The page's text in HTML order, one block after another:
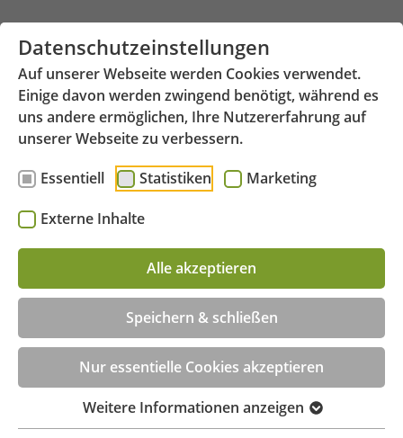
Datenschutzeinstellungen
Auf unserer Webseite werden Cookies verwendet.
Einige davon werden zwingend benötigt, während es
uns andere ermöglichen, Ihre Nutzererfahrung auf
unserer Webseite zu verbessern.
Essentiell
Statistiken Marketing
Externe Inhalte
Alle akzeptieren
Speichern & schließen
Nur essentielle Cookies akzeptieren
Weitere Informationen anzeigen
Zum Hauptinhalt springen
Hauptstraße 6 - 77756 Hausach
Beratungstermin jetzt online buchen!